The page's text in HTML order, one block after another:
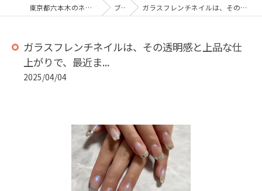
東京都六本木のネイルならHALU nail salon ブログ ガラスフレンチネイルは、その透明感と上品な仕上がりで、最近ま...
ガラスフレンチネイルは、その透明感と上品な仕
上がりで、最近ま...
2025/04/04